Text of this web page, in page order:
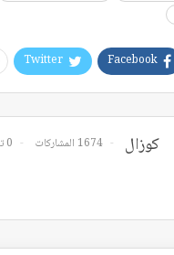
Facebook
Twitter
كوزال 1674 المشاركات 0 تعليقات